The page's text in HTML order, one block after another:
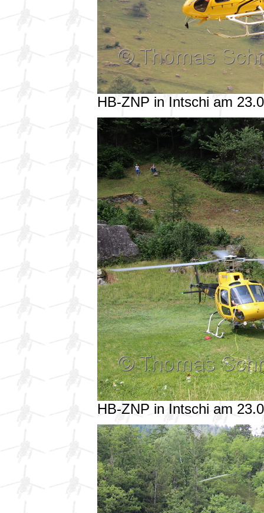
HB-ZNP in Intschi am
HB-ZNP in Intschi am